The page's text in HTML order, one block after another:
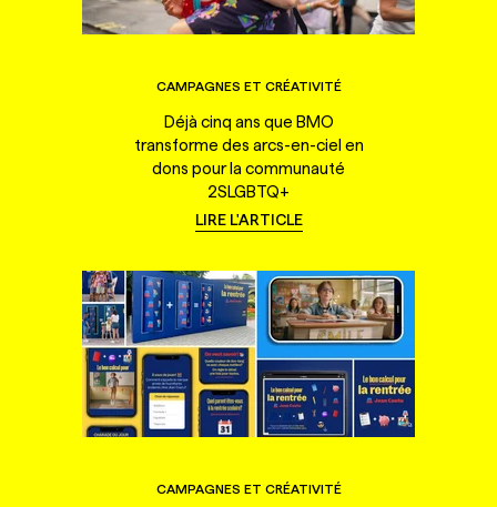
CAMPAGNES ET CRÉATIVITÉ
Déjà cinq ans que BMO
transforme des arcs-en-ciel en
dons pour la communauté
2SLGBTQ+
LIRE L'ARTICLE
CAMPAGNES ET CRÉATIVITÉ